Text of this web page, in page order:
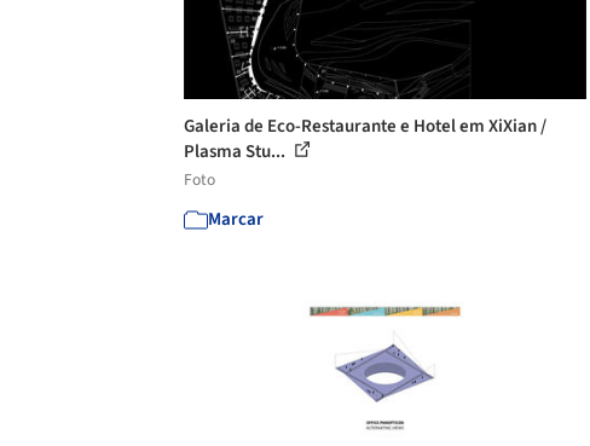
Galeria de Eco-Restaurante e Hotel em XiXian /
Plasma Stu...
Foto
Marcar